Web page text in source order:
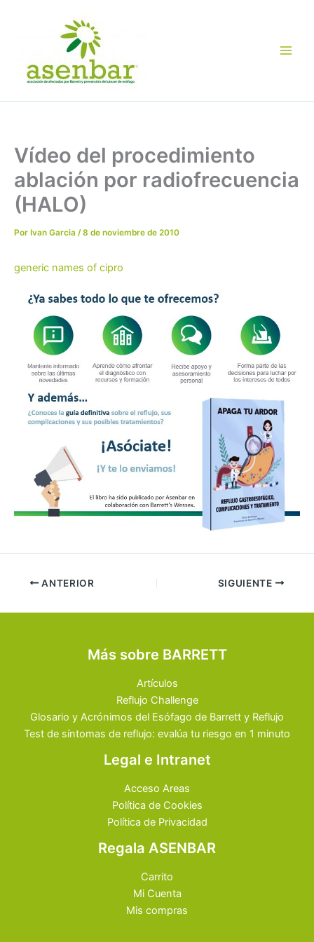
Vídeo del procedimiento
ablación por radiofrecuencia
(HALO)
Por Ivan Garcia /8 de noviembre de 2010
generic names of cipro
ANTERIOR SIGUIENTE
Más sobre BARRETT
Artículos
Reflujo Challenge
Glosario y Acrónimos del Esófago de Barrett y Reflujo
Test de síntomas de reflujo: evalúa tu riesgo en 1 minuto
Legal e Intranet
Acceso Areas
Política de Cookies
Política de Privacidad
Regala ASENBAR
Carrito
Mi Cuenta
Mis compras